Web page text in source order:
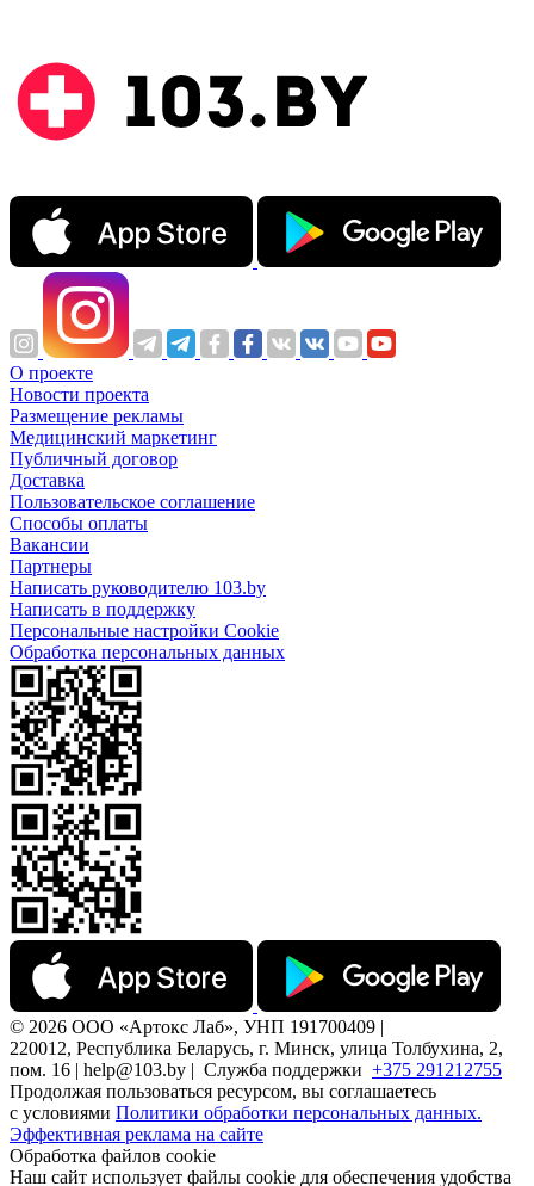
О проекте
Новости проекта
Размещение рекламы
Медицинский маркетинг
Публичный договор
Доставка
Пользовательское соглашение
Способы оплаты
Вакансии
Партнеры
Написать руководителю 103.by
Написать в поддержку
Персональные настройки Cookie
Обработка персональных данных
© 2026 ООО «Артокс Лаб», УНП 191700409 |
220012, Республика Беларусь, г. Минск, улица Толбухина, 2,
пом. 16 | help@103.by | Служба поддержки +375 291212755
Продолжая пользоваться ресурсом, вы соглашаетесь
с условиями Политики обработки персональных данных.
Эффективная реклама на сайте
Обработка файлов cookie
Наш сайт использует файлы cookie для обеспечения удобства